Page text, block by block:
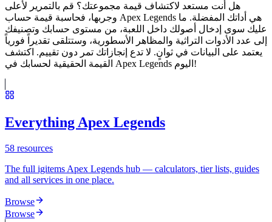
هل أنت مستعد لاكتشاف قيمة مجموعتك؟ قم بالتمرير لأعلى
وجربها، فحاسبة قيمة حساب Apex Legends هي أداتك المفضلة. ما
عليك سوى إدخال أصولك داخل اللعبة، من مستوى حسابك وتصنيفك
إلى عدد الأدوات التراثية والمظاهر الأسطورية، وستتلقى تقديراً فورياً
يعتمد على البيانات في ثوانٍ. لا تدع إنجازاتك تمر دون تقييم. اكتشف
القيمة الحقيقية لحسابك في Apex Legends اليوم!
Everything Apex Legends
58 resources
The full igitems Apex Legends hub — calculators, tier lists, guides
and all services in one place.
Browse
Browse